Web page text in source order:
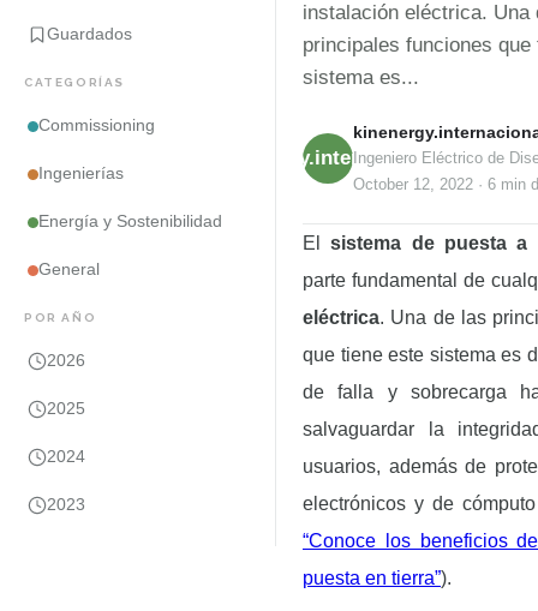
Guardados
CATEGORÍAS
Commissioning
Ingenierías
Energía y Sostenibilidad
General
POR AÑO
2026
2025
2024
2023
instalación eléctrica. Una
principales funciones que
sistema es...
kinenergy.internacional
Ingeniero Eléctrico de
October 12, 2022 · 6 min
Elsistema de puesta a
parte fundamental de
eléctrica. Una de las
que tiene este sistema es
de falla y sobrecarga
salvaguardar la
usuarios, además de
electrónicos y de
“Conoce los beneficios
puesta en tierra”).